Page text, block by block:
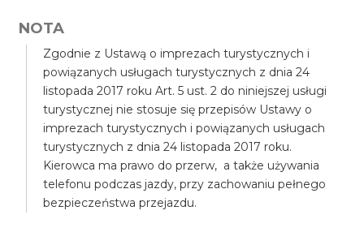
NOTA
Zgodnie z Ustawą o imprezach turystycznych i
powiązanych usługach turystycznych z dnia 24
listopada 2017 roku Art. 5 ust. 2 do niniejszej usługi
turystycznej nie stosuje się przepisów Ustawy o
imprezach turystycznych i powiązanych usługach
turystycznych z dnia 24 listopada 2017 roku.
Kierowca ma prawo do przerw, a także używania
telefonu podczas jazdy, przy zachowaniu pełnego
bezpieczeństwa przejazdu.